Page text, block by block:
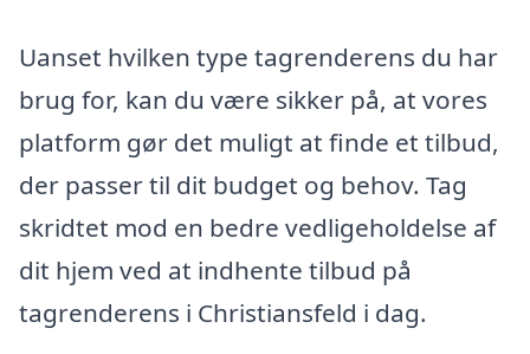
Uanset hvilken type tagrenderens du har
brug for, kan du være sikker på, at vores
platform gør det muligt at finde et tilbud,
der passer til dit budget og behov. Tag
skridtet mod en bedre vedligeholdelse af
dit hjem ved at indhente tilbud på
tagrenderens i Christiansfeld i dag.